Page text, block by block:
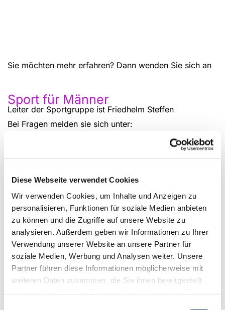
Diese Webseite verwendet Cookies
Wir verwenden Cookies, um Inhalte und Anzeigen zu
personalisieren, Funktionen für soziale Medien anbieten
zu können und die Zugriffe auf unsere Website zu
analysieren. Außerdem geben wir Informationen zu Ihrer
Verwendung unserer Website an unsere Partner für
soziale Medien, Werbung und Analysen weiter. Unsere
Partner führen diese Informationen möglicherweise mit
weiteren Daten zusammen, die Sie ihnen bereitgestellt
Sie möchten mehr erfahren? Dann wenden Sie sich an
Sport für Männer
Leiter der Sportgruppe ist Friedhelm Steffen
Bei Fragen melden sie sich unter: